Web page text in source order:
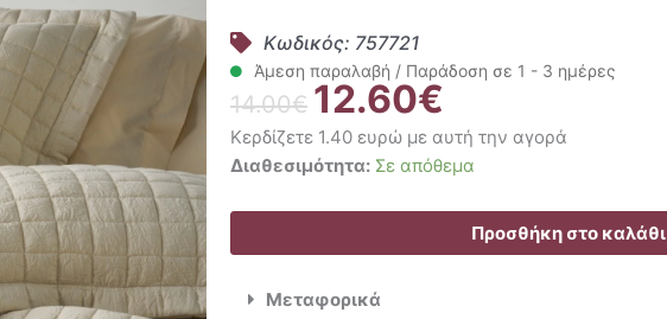
Κωδικός: 757721
Άμεση παραλαβή / Παράδοση σε 1 - 3 ημέρες
14.00€ Original
price
was:
14.00€.
12.60€
τρέχουσα
τιμή
είναι:
12.60€.
Κερδίζετε 1.40 ευρώ με αυτή την αγορά
Διαθεσιμότητα: Σε απόθεμα
Kentia
Μαξιλαροθήκες
Διακοσμητικές
Loft
Προσθήκη στο καλάθι
Μεταφορικά